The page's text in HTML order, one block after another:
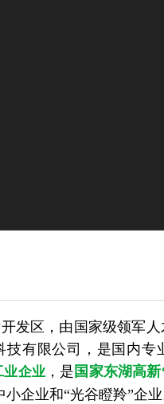
发区，由国家级领军
有限公司，是国内专
业企业，是 国家东湖高
小企业和“光谷瞪羚”企业